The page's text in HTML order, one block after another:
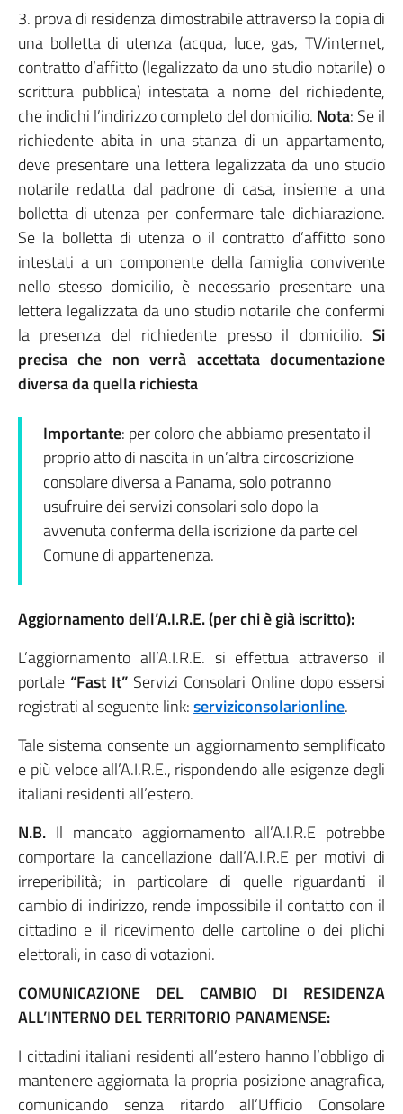
3. prova di residenza dimostrabile attraverso la copia di
una bolletta di utenza (acqua, luce, gas, TV/internet,
contratto d’affitto (legalizzato da uno studio notarile) o
scrittura pubblica) intestata a nome del richiedente,
che indichi l’indirizzo completo del domicilio. Nota: Se il
richiedente abita in una stanza di un appartamento,
deve presentare una lettera legalizzata da uno studio
notarile redatta dal padrone di casa, insieme a una
bolletta di utenza per confermare tale dichiarazione.
Se la bolletta di utenza o il contratto d’affitto sono
intestati a un componente della famiglia convivente
nello stesso domicilio, è necessario presentare una
lettera legalizzata da uno studio notarile che confermi
la presenza del richiedente presso il domicilio. Si
precisa che non verrà accettata documentazione
diversa da quella richiesta
Importante: per coloro che abbiamo presentato il
proprio atto di nascita in un’altra circoscrizione
consolare diversa a Panama, solo potranno
usufruire dei servizi consolari solo dopo la
avvenuta conferma della iscrizione da parte del
Comune di appartenenza.
Aggiornamento dell’A.I.R.E. (per chi è già iscritto):
L’aggiornamento all’A.I.R.E. si effettua attraverso il
portale “Fast It” Servizi Consolari Online dopo essersi
registrati al seguente link:serviziconsolarionline.
Tale sistema consente un aggiornamento semplificato
e più veloce all’A.I.R.E., rispondendo alle esigenze degli
italiani residenti all’estero.
N.B. Il mancato aggiornamento all’A.I.R.E potrebbe
comportare la cancellazione dall’A.I.R.E per motivi di
irreperibilità; in particolare di quelle riguardanti il
cambio di indirizzo, rende impossibile il contatto con il
cittadino e il ricevimento delle cartoline o dei plichi
elettorali, in caso di votazioni.
COMUNICAZIONE DEL CAMBIO DI RESIDENZA
ALL’INTERNO DEL TERRITORIO PANAMENSE:
I cittadini italiani residenti all’estero hanno l’obbligo di
mantenere aggiornata la propria posizione anagrafica,
comunicando senza ritardo all’Ufficio Consolare